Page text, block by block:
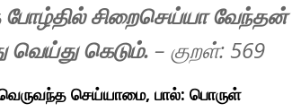
போழ்தில் சிறைசெய்யா வேந்தன்
வெய்து கெடும். – குறள்: 569
செய்யாமை, பால்: பொருள்